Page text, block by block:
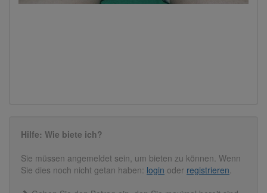
Hilfe: Wie biete ich?
Sie müssen angemeldet sein, um bieten zu können. Wenn
Sie dies noch nicht getan haben: login oder registrieren.